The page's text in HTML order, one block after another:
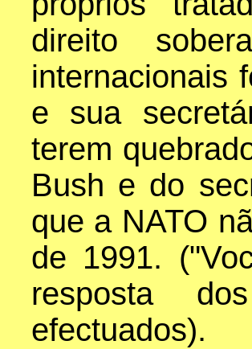
direito
internacionais
e sua
terem
Bush e do
que a NATO
de 1991.
resposta
efectuados).